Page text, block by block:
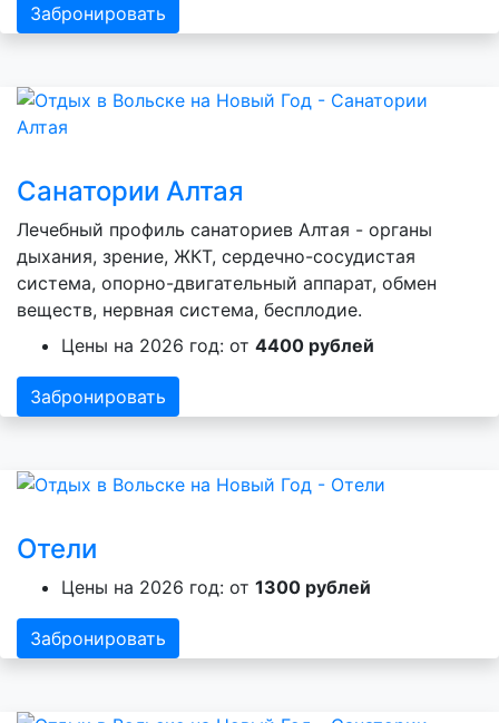
Забронировать
Санатории Алтая
Лечебный профиль санаториев Алтая - органы
дыхания, зрение, ЖКТ, сердечно-сосудистая
система, опорно-двигательный аппарат, обмен
веществ, нервная система, бесплодие.
Цены на 2026 год: от 4400 рублей
Забронировать
Отели
Цены на 2026 год: от 1300 рублей
Забронировать